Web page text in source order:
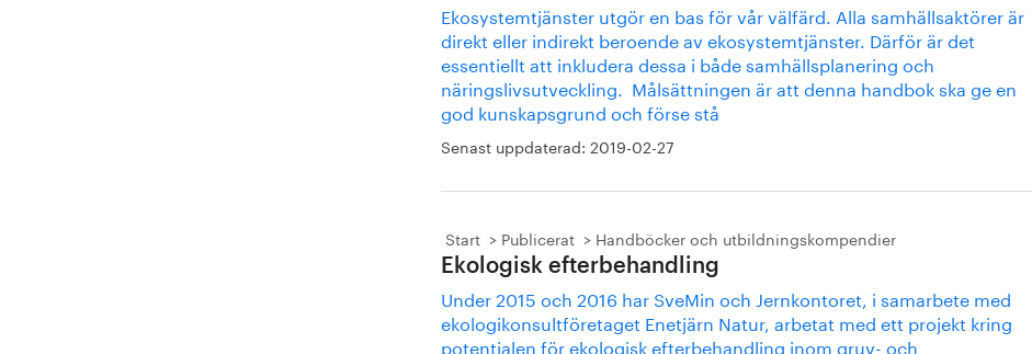
Ekosystemtjänster utgör en bas för vår välfärd. Alla samhällsaktörer är
direkt eller indirekt beroende av ekosystemtjänster. Därför är det
essentiellt att inkludera dessa i både samhällsplanering och
näringslivsutveckling. Målsättningen är att denna handbok ska ge en
god kunskapsgrund och förse stå
Senast uppdaterad: 2019-02-27
Start Publicerat Handböcker och utbildningskompendier
Ekologisk efterbehandling
Under 2015 och 2016 har SveMin och Jernkontoret, i samarbete med
ekologikonsultföretaget Enetjärn Natur, arbetat med ett projekt kring
potentialen för ekologisk efterbehandling inom gruv- och